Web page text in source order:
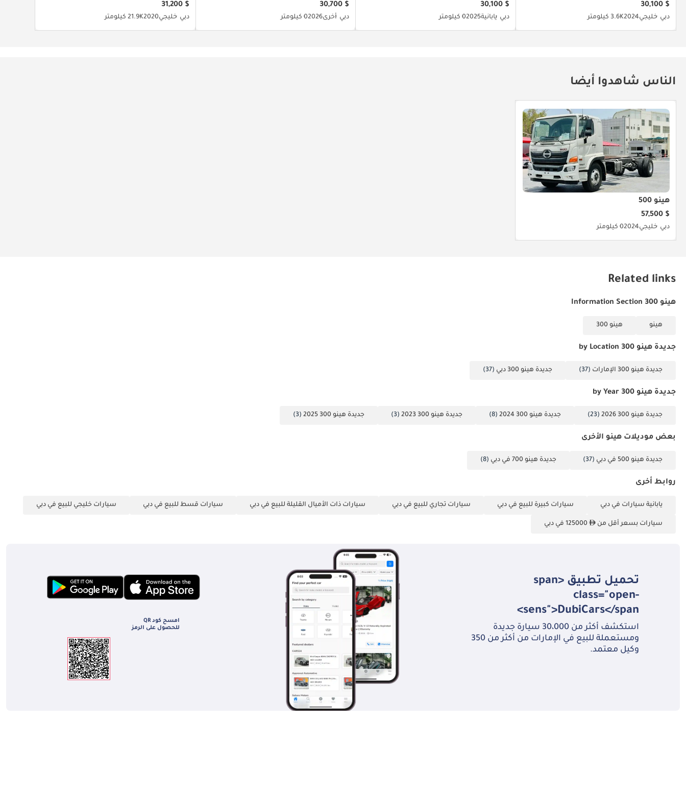
$ 30,100
دبي خليجي20243.6K كيلومتر
$ 30,100
دبي يابانية20250 كيلومتر
$ 30,700
دبي أخرى20260 كيلومتر
$ 31,200
دبي خليجي202021.9K كيلومتر
الناس شاهدوا أيضا
هينو 500
$ 57,500
دبي خليجي20240 كيلومتر
Related links
هينو 300 Information Section
هينو هينو 300
جديدة هينو 300 by Location
جديدة هينو 300 الإمارات (37) جديدة هينو 300 دبي (37)
جديدة هينو 300 by Year
جديدة هينو 300 2026 (23) جديدة هينو 300 2024 (8) جديدة هينو 300 2023 (3) جديدة هينو 300 2025 (3)
بعض موديلات هينو الأخرى
جديدة هينو 500 في دبي (37) جديدة هينو 700 في دبي (8)
روابط أخرى
يابانية سيارات في دبي سيارات كبيرة للبيع في دبي سيارات تجاري للبيع في دبي سيارات ذات الأميال القليلة للبيع في دبي سيارات قسط للبيع في دبي سيارات خليجي للبيع في دبي
سيارات بسعر أقل من 125000 في دبي
تحميل تطبيق <span
class="open-
sens">DubiCars</span>
استكشف أكثر من 30،000 سيارة جديدة
ومستعملة للبيع في الإمارات من أكثر من 350
وكيل معتمد.
امسح كود QR
للحصول على الرمز